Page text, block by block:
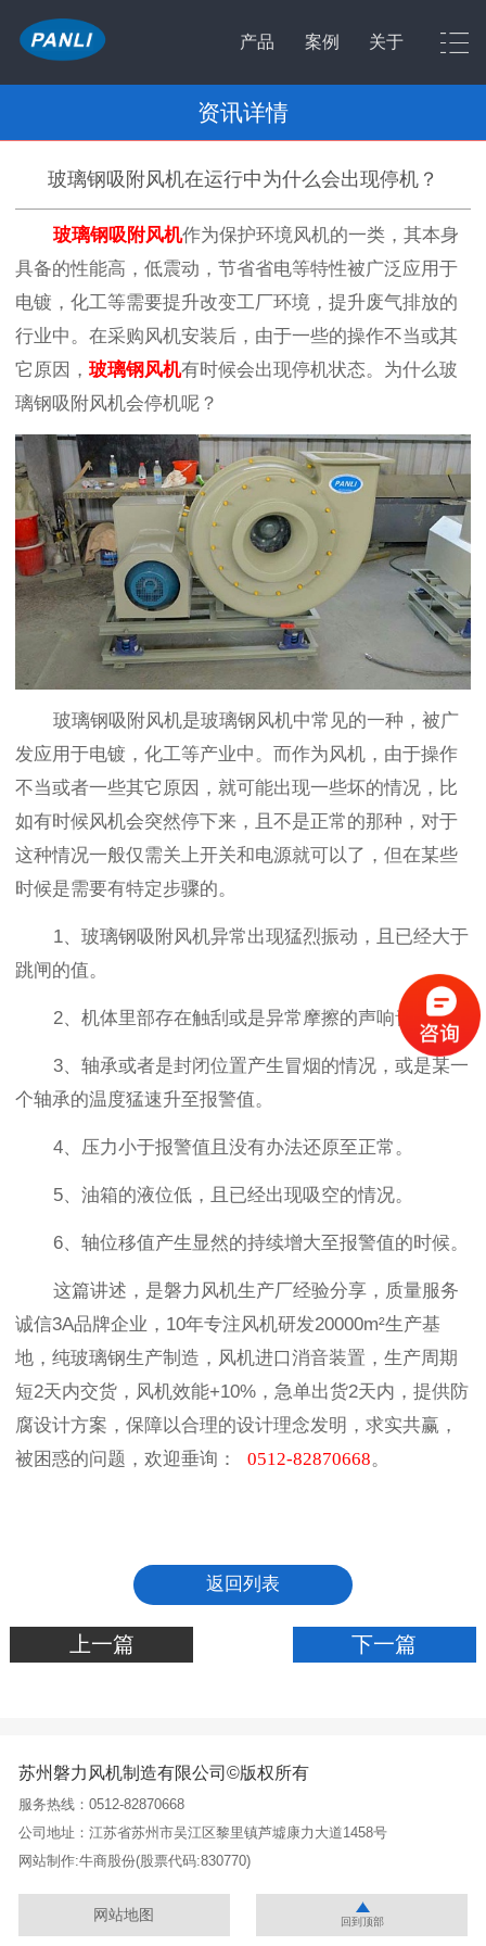
产品 案例 关于
资讯详情
玻璃钢吸附风机在运行中为什么会出现停机？
玻璃钢吸附风机作为保护环境风机的一类，其本身
具备的性能高，低震动，节省省电等特性被广泛应用于
电镀，化工等需要提升改变工厂环境，提升废气排放的
行业中。在采购风机安装后，由于一些的操作不当或其
它原因， 玻璃钢风机有时候会出现停机状态。为什么玻
璃钢吸附风机会停机呢？
玻璃钢吸附风机是玻璃钢风机中常见的一种，被广
发应用于电镀，化工等产业中。而作为风机，由于操作
不当或者一些其它原因，就可能出现一些坏的情况，比
如有时候风机会突然停下来，且不是正常的那种，对于
这种情况一般仅需关上开关和电源就可以了，但在某些
时候是需要有特定步骤的。
1、玻璃钢吸附风机异常出现猛烈振动，且已经大于
跳闸的值。
2、机体里部存在触刮或是异常摩擦的声响音。
3、轴承或者是封闭位置产生冒烟的情况，或是某一
个轴承的温度猛速升至报警值。
4、压力小于报警值且没有办法还原至正常。
5、油箱的液位低，且已经出现吸空的情况。
6、轴位移值产生显然的持续增大至报警值的时候。
这篇讲述，是磐力风机生产厂经验分享，质量服务
诚信3A品牌企业，10年专注风机研发20000m²生产基
地，纯玻璃钢生产制造，风机进口消音装置，生产周期
短2天内交货，风机效能+10%，急单出货2天内，提供防
腐设计方案，保障以合理的设计理念发明，求实共赢，
被困惑的问题，欢迎垂询 ： 0512-82870668。
返回列表
上一篇 下一篇
苏州磐力风机制造有限公司©版权所有
服务热线：0512-82870668
公司地址：江苏省苏州市吴江区黎里镇芦墟康力大道1458号
网站制作:牛商股份(股票代码:830770)
网站地图 回到顶部